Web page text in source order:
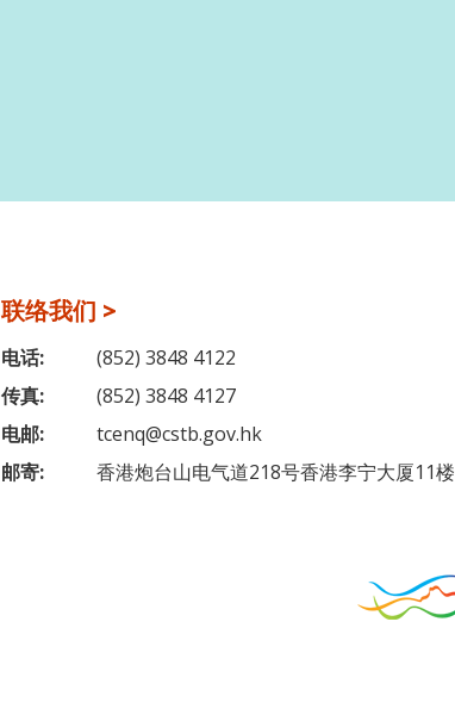
联络我们 >
电话:
(852) 3848 4122
传真:
(852) 3848 4127
电邮:
tcenq@cstb.gov.hk
邮寄:
香港炮台山电气道218号香港李宁大厦11楼